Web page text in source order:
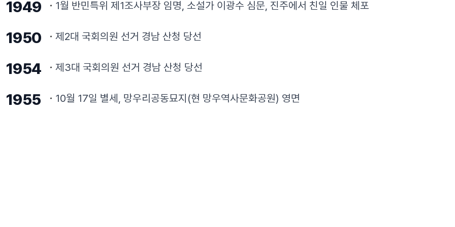
1949 1월 반민특위 제1조사부장 임명, 소설가 이광수 심문, 진주에서 친일 인물 체포
1950 제2대 국회의원 선거 경남 산청 당선
1954 제3대 국회의원 선거 경남 산청 당선
1955 10월 17일 별세, 망우리공동묘지(현 망우역사문화공원) 영면